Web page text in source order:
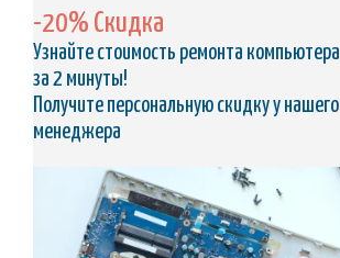
-20% Скидка
Узнайте стоимость ремонта компьютера
за 2 минуты!
Получите персональную скидку у нашего
менеджера